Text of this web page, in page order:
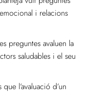
i relacions
preguntes avaluen la
saludables i el seu
que l’avaluació d’un